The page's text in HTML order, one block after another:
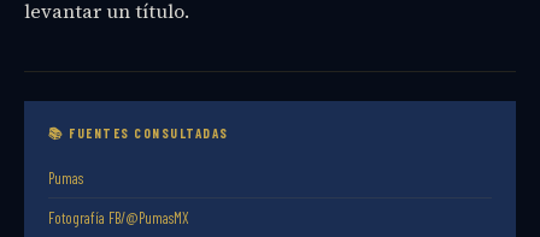
levantar un título.
📚 FUENTES CONSULTADAS
Pumas
Fotografía FB/@PumasMX